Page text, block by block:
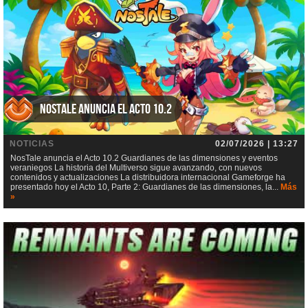
NosTale anuncia el Acto 10.2
NOTICIAS
02/07/2026 | 13:27
NosTale anuncia el Acto 10.2 Guardianes de las dimensiones y eventos
veraniegos La historia del Multiverso sigue avanzando, con nuevos
contenidos y actualizaciones La distribuidora internacional Gameforge ha
presentado hoy el Acto 10, Parte 2: Guardianes de las dimensiones, la... Más
»